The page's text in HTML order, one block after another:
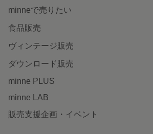
minneで売りたい
食品販売
ヴィンテージ販売
ダウンロード販売
minne PLUS
minne LAB
販売支援企画・イベント